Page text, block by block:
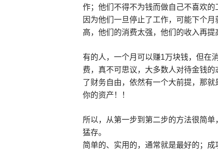
作；他们不得不为钱而做自己不喜欢
因为他们一旦停止了工作，可能下个
高，他们的消费太强，他们的收入再
有的人，一个月可以赚1万块钱，但在
费，真不可思议，大多数人对待金钱
了财务自由，依然有一个大前提，那
你的资产！！
所以，从第一步到第二步的方法很简
猛存。
简单的、实用的，通常就是最好的；